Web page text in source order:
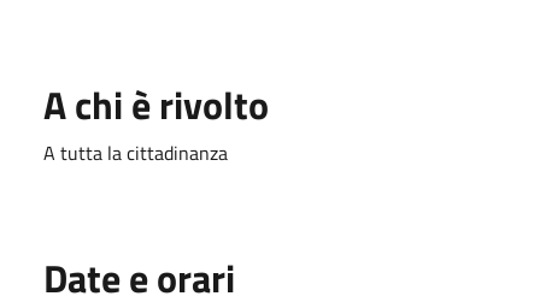
A chi è rivolto
A tutta la cittadinanza
Date e orari